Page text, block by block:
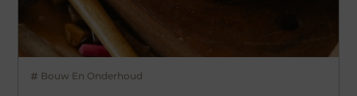
Bouw En Onderhoud